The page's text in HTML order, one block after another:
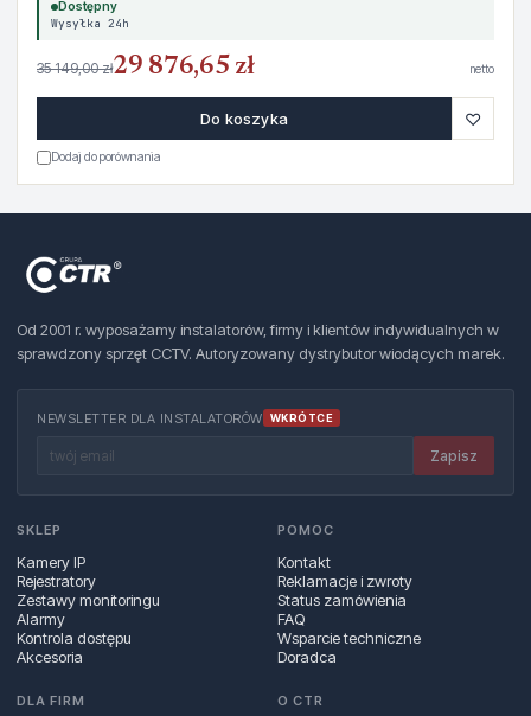
Dostępny
Wysyłka 24h
35 149,00 zł29 876,65 zł netto
Do koszyka ♡
Dodaj do porównania
Od 2001 r. wyposażamy instalatorów, firmy i klientów indywidualnych w
sprawdzony sprzęt CCTV. Autoryzowany dystrybutor wiodących marek.
NEWSLETTER DLA INSTALATORÓW WKRÓTCE
Zapisz
SKLEP
Kamery IP
Rejestratory
Zestawy monitoringu
Alarmy
Kontrola dostępu
Akcesoria
POMOC
Kontakt
Reklamacje i zwroty
Status zamówienia
FAQ
Wsparcie techniczne
Doradca
DLA FIRM O CTR